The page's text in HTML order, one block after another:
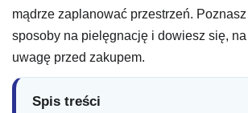
mądrze zaplanować przestrzeń.
sposoby na pielęgnację i dowiesz się,
uwagę przed zakupem.
Spis treści